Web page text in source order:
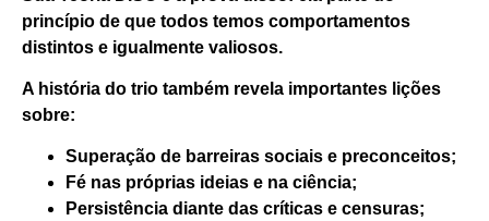
princípio de que todos temos comportamentos
distintos e igualmente valiosos.
A história do trio também revela importantes lições
sobre:
Superação de barreiras sociais e preconceitos;
Fé nas próprias ideias e na ciência;
Persistência diante das críticas e censuras;